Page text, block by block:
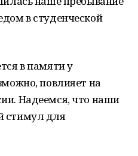
в студенческой
в памяти у
повлияет на
Надеемся, что наши
стимул для